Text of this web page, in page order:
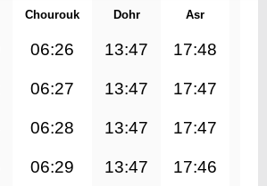
Chourouk Dohr Asr
06:26 13:47 17:48
06:27 13:47 17:47
06:28 13:47 17:47
06:29 13:47 17:46